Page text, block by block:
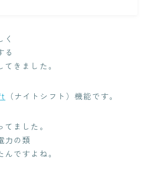
る
きました。
（ナイトシフト）機能です。
ました。
力の類
ですよね。